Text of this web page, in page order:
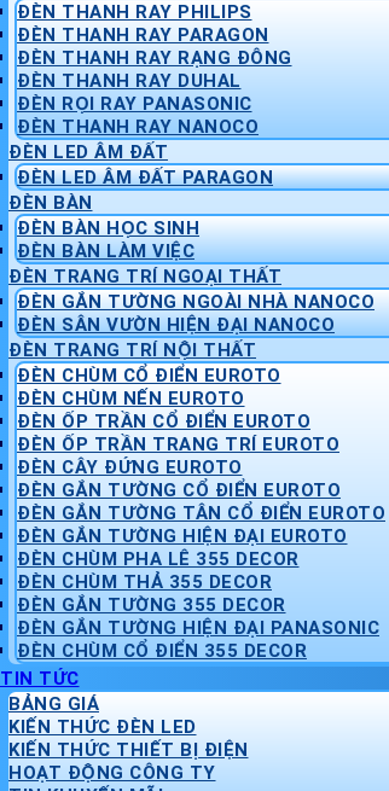
ĐÈN THANH RAY PHILIPS
ĐÈN THANH RAY PARAGON
ĐÈN THANH RAY RẠNG ĐÔNG
ĐÈN THANH RAY DUHAL
ĐÈN RỌI RAY PANASONIC
ĐÈN THANH RAY NANOCO
ĐÈN LED ÂM ĐẤT
ĐÈN LED ÂM ĐẤT PARAGON
ĐÈN BÀN
ĐÈN BÀN HỌC SINH
ĐÈN BÀN LÀM VIỆC
ĐÈN TRANG TRÍ NGOẠI THẤT
ĐÈN GẮN TƯỜNG NGOÀI NHÀ NANOCO
ĐÈN SÂN VƯỜN HIỆN ĐẠI NANOCO
ĐÈN TRANG TRÍ NỘI THẤT
ĐÈN CHÙM CỔ ĐIỂN EUROTO
ĐÈN CHÙM NẾN EUROTO
ĐÈN ỐP TRẦN CỔ ĐIỂN EUROTO
ĐÈN ỐP TRẦN TRANG TRÍ EUROTO
ĐÈN CÂY ĐỨNG EUROTO
ĐÈN GẮN TƯỜNG CỔ ĐIỂN EUROTO
ĐÈN GẮN TƯỜNG TÂN CỔ ĐIỂN EUROTO
ĐÈN GẮN TƯỜNG HIỆN ĐẠI EUROTO
ĐÈN CHÙM PHA LÊ 355 DECOR
ĐÈN CHÙM THẢ 355 DECOR
ĐÈN GẮN TƯỜNG 355 DECOR
ĐÈN GẮN TƯỜNG HIỆN ĐẠI PANASONIC
ĐÈN CHÙM CỔ ĐIỂN 355 DECOR
TIN TỨC
BẢNG GIÁ
KIẾN THỨC ĐÈN LED
KIẾN THỨC THIẾT BỊ ĐIỆN
HOẠT ĐỘNG CÔNG TY